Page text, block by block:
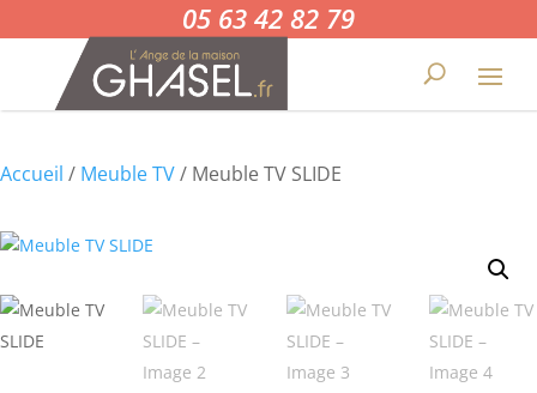
05 63 42 82 79
Accueil / Meuble TV/ Meuble TV SLIDE